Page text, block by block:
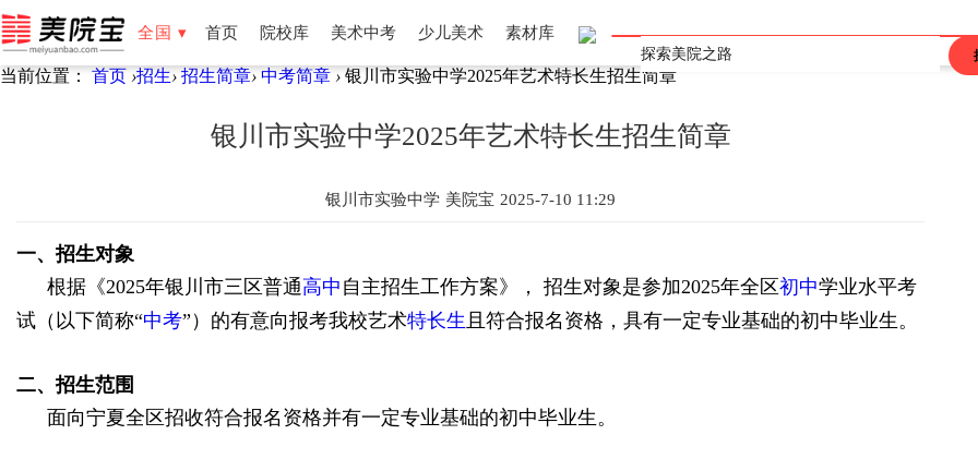
全国 ▾
全国 北京 天津 上海 重庆 辽宁 吉林
云南
宁夏 西藏 香港 澳门 台湾
首页 院校库 美术中考 少儿美术 素材库
当前位置： 首页 ›招生› 招生简章› 中考简章 › 银川市实验中学2025年艺术特长生招生简章
银川市实验中学2025年艺术特长生招生简章
银川市实验中学 美院宝 2025-7-10 11:29
一、招生对象
根据《2025年银川市三区普通高中 自主招生工作方案》， 招生对象是参加2025年全区初中学业水平考
试（以下简称“中考” ）的有意向报考我校艺术特长生 且符合报名资格，具有一定专业基础的初中毕业生。
二、招生范围
面向宁夏全区招收符合报名资格并有一定专业基础的初中毕业生。